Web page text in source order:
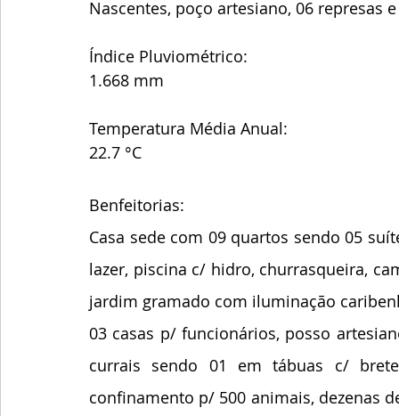
Nascentes, poço artesiano, 06 represas
Índice Pluviométrico:
1.668 mm
Temperatura Média Anual:
22.7 °C
Benfeitorias:
Casa sede com 09 quartos sendo 05
lazer, piscina c/ hidro, churrasqueira,
jardim gramado com iluminação
03 casas p/ funcionários, posso
currais sendo 01 em tábuas c/
confinamento p/ 500 animais, dezenas